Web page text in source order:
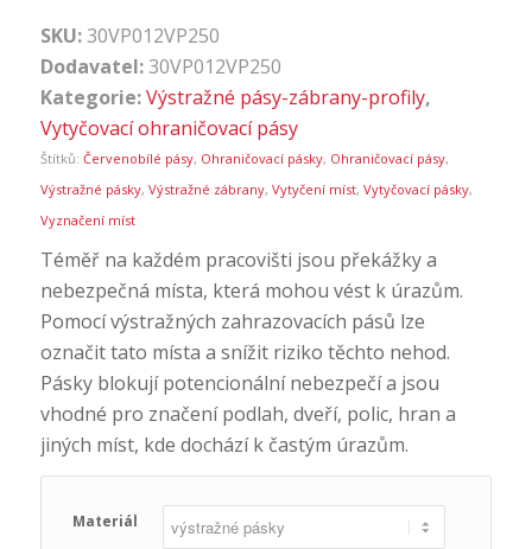
SKU:30VP012VP250
Dodavatel:30VP012VP250
Kategorie:Výstražné pásy-zábrany-profily,
Vytyčovací ohraničovací pásy
Štítků: Červenobílé pásy, Ohraničovací pásky, Ohraničovací pásy,
Výstražné pásky, Výstražné zábrany, Vytyčení míst, Vytyčovací pásky,
Vyznačení míst
Téměř na každém pracovišti jsou překážky a
nebezpečná místa, která mohou vést k úrazům.
Pomocí výstražných zahrazovacích pásů lze
označit tato místa a snížit riziko těchto nehod.
Pásky blokují potencionální nebezpečí a jsou
vhodné pro značení podlah, dveří, polic, hran a
jiných míst, kde dochází k častým úrazům.
Materiál